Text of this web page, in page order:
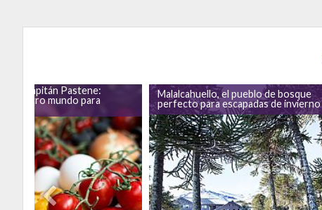
en Capitán Pastene:
de otro mundo para
Malalcahuello, el pueblo de bosque
perfecto para escapadas de invierno